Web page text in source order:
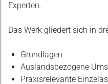
Experten.
Das Werk gliedert sich in
Grundlagen
Auslandsbezogene
Praxisrelevante